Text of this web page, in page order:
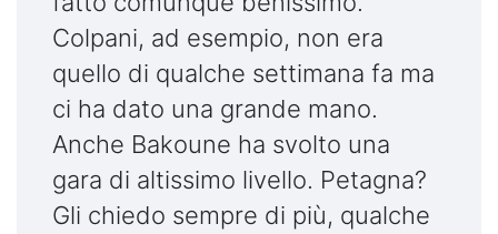
Colpani, ad esempio, non era
quello di qualche settimana fa ma
ci ha dato una grande mano.
Anche Bakoune ha svolto una
gara di altissimo livello. Petagna?
Gli chiedo sempre di più, qualche